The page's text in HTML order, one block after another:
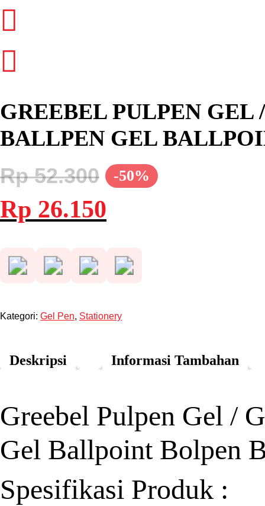
GREEBEL PULPEN GEL
BALLPEN GEL
-50%
Rp52.300
Harga
aslinya
adalah:
Rp 26.150ini
Kategori: Gel Pen, Stationery
Deskripsi Informasi Tambahan
Greebel Pulpen Gel /
Gel Ballpoint Bolpen
Spesifikasi Produk :